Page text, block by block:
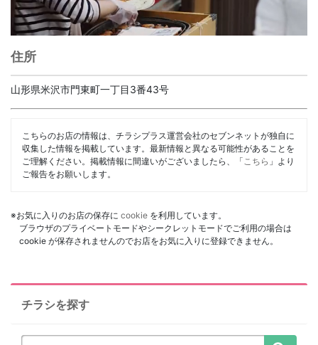
住所
山形県米沢市門東町一丁目3番43号
こちらのお店の情報は、チラシプラス運営会社のセブンネットが独自に
収集した情報を掲載しています。最新情報と異なる可能性があることを
ご理解ください。掲載情報に間違いがございましたら、「 こちら 」より
ご報告をお願いします。
※お気に入りのお店の保存に cookie を利用しています。
ブラウザのプライベートモードやシークレットモードでご利用の場合は
cookie が保存されませんのでお店をお気に入りに登録できません。
チラシを探す